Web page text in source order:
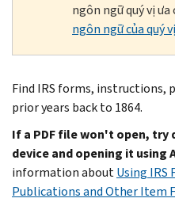
ngôn ngữ quý vị ưa
ngôn ngữ của quý vị
Find IRS forms, instructions,
prior years back to 1864.
If a PDF file won't open,
device and opening it using
information aboutUsing
Publications and Other Item